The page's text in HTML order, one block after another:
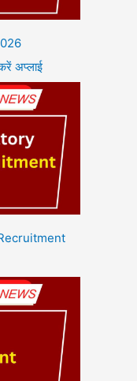
अप्लाई